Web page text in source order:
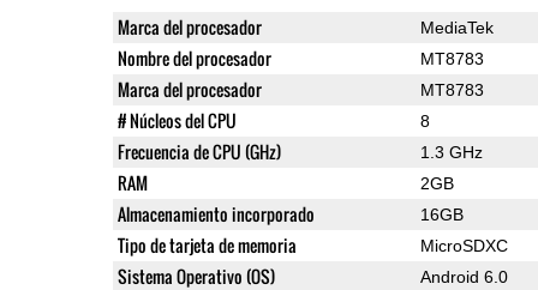
Marca del procesador MediaTek
Nombre del procesador MT8783
Marca del procesador MT8783
# Núcleos del CPU 8
Frecuencia de CPU (GHz) 1.3 GHz
RAM 2GB
Almacenamiento incorporado 16GB
Tipo de tarjeta de memoria MicroSDXC
Sistema Operativo (OS) Android 6.0